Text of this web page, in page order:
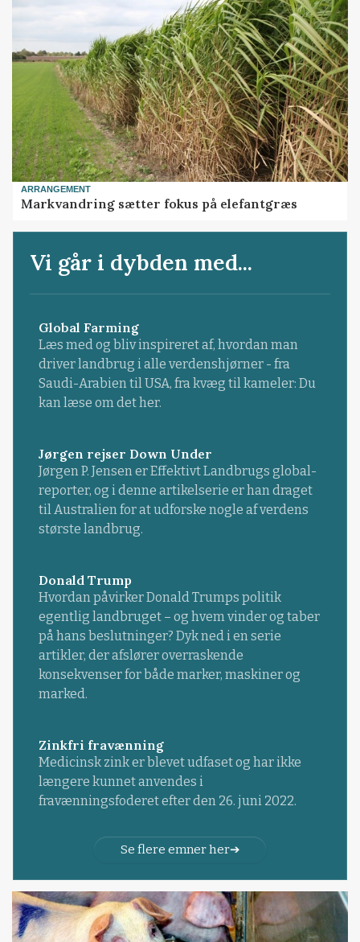
ARRANGEMENT
Markvandring sætter fokus på elefantgræs
Vi går i dybden med...
Global Farming
Læs med og bliv inspireret af, hvordan man
driver landbrug i alle verdenshjørner - fra
Saudi-Arabien til USA, fra kvæg til kameler: Du
kan læse om det her.
Jørgen rejser Down Under
Jørgen P. Jensen er Effektivt Landbrugs global-
reporter, og i denne artikelserie er han draget
til Australien for at udforske nogle af verdens
største landbrug.
Donald Trump
Hvordan påvirker Donald Trumps politik
egentlig landbruget – og hvem vinder og taber
på hans beslutninger? Dyk ned i en serie
artikler, der afslører overraskende
konsekvenser for både marker, maskiner og
marked.
Zinkfri fravænning
Medicinsk zink er blevet udfaset og har ikke
længere kunnet anvendes i
fravænningsfoderet efter den 26. juni 2022.
Se flere emner her